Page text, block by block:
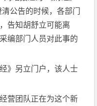
公告的时候，各部门
告知胡舒立可能离
编部门人员对此事的
》另立门户，该人士
营团队正在为这个新